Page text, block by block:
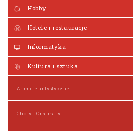
Hobby
Hotele i restauracje
Informatyka
Kultura i sztuka
Agencje artystyczne
Chóry i Orkiestry